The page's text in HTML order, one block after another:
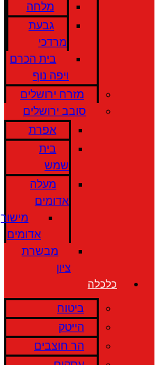
מלחה
גבעת
מרדכי
בית הכרם
ויפה נוף
מזרח ירושלים
סובב ירושלים
אפרת
בית
שמש
מעלה
אדומים
מישור
אדומים
מבשרת
ציון
כלכלה
ביטוח
הייטק
הר חוצבים